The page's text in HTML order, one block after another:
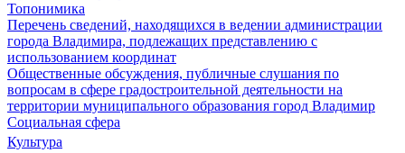
Топонимика
Перечень сведений, находящихся в ведении администрации
города Владимира, подлежащих представлению с
использованием координат
Общественные обсуждения, публичные слушания по
вопросам в сфере градостроительной деятельности на
территории муниципального образования город Владимир
Социальная сфера
Культура